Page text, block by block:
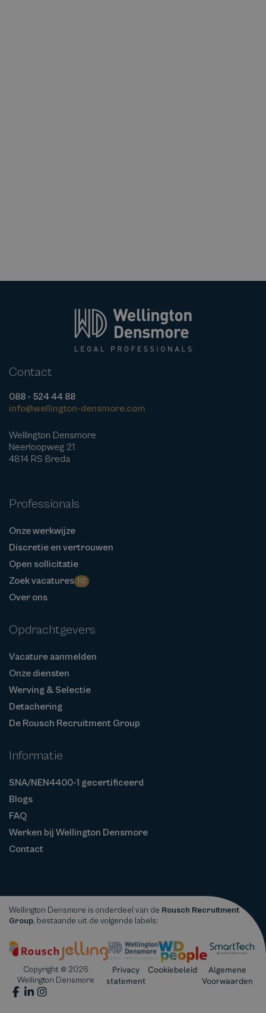
Contact
088 - 524 44 88
info@wellington-densmore.com
Wellington Densmore
Neerloopweg 21
4814 RS Breda
Professionals
Onze werkwijze
Discretie en vertrouwen
Open sollicitatie
Zoek vacatures 112
Over ons
Opdrachtgevers
Vacature aanmelden
Onze diensten
Werving & Selectie
Detachering
De Rousch Recruitment Group
Informatie
SNA/NEN4400-1 gecertificeerd
Blogs
FAQ
Werken bij Wellington Densmore
Contact
Wellington Densmore is onderdeel van de Rousch Recruitment
Group, bestaande uit de volgende labels:
Copyright © 2026
Wellington Densmore
Privacy
statement
Cookiebeleid
Algemene
Voorwaarden